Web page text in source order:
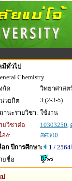
มีทั่วไป
Chemistry
กัด
วิทยาศาสต
วยกิต
3 (2-3-5)
านะรายวิชา: ใช้งาน
ยวิชาต่อ
อง:
10303250,
สศ300
อก ปีการศึกษา:
1 / 2564
ยชื่อ
ม่